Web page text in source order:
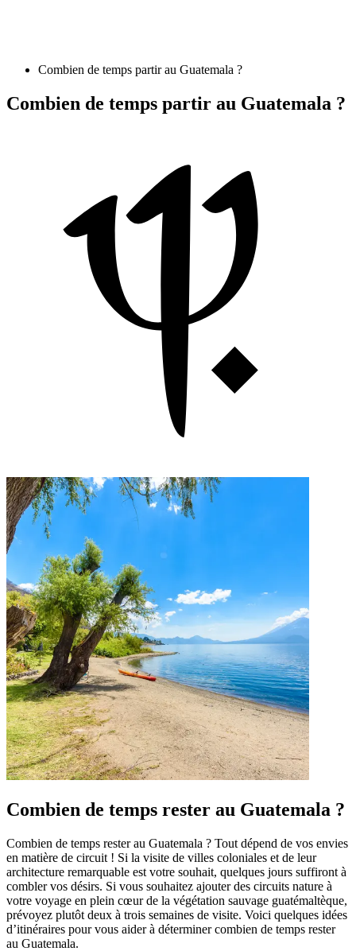
Combien de temps partir au Guatemala ?
Combien de temps partir au Guatemala ?
Combien de temps rester au Guatemala ?
Combien de temps rester au Guatemala ? Tout dépend de vos envies
en matière de circuit ! Si la visite de villes coloniales et de leur
architecture remarquable est votre souhait, quelques jours suffiront à
combler vos désirs. Si vous souhaitez ajouter des circuits nature à
votre voyage en plein cœur de la végétation sauvage guatémaltèque,
prévoyez plutôt deux à trois semaines de visite. Voici quelques idées
d’itinéraires pour vous aider à déterminer combien de temps rester
au Guatemala.